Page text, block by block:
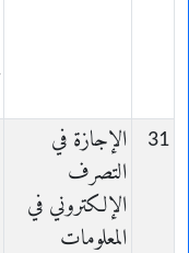
31
الإجازة في
التصرف
الإلكتروني في
المعلومات